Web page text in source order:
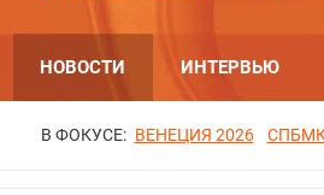
НОВОСТИ ИНТЕРВЬЮ
В ФОКУСЕ: ВЕНЕЦИЯ 2026